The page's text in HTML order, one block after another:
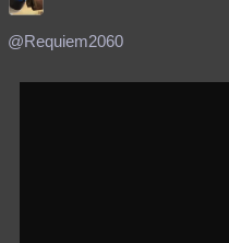
@Requiem2060